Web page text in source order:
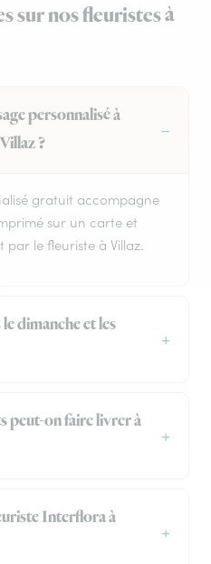
sur nos fleuristes à
personnalisé à
?
gratuit accompagne
sur un carte et
le fleuriste à Villaz.
dimanche et les
peut-on faire livrer à
Interflora à